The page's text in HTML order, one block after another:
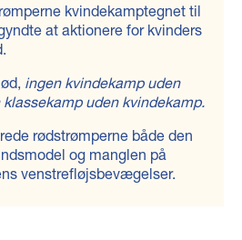
kvindekamptegnet til
at aktionere for kvinders
ingen kvindekamp uden
uden kvindekamp.
rødstrømperne både den
og manglen på
venstrefløjsbevægelser.